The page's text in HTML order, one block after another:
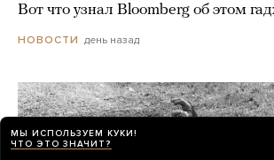
Вот что узнал Bloomberg об этом
НОВОСТИ день назад
МЫ ИСПОЛЬЗУЕМ КУКИ!
ЧТО ЭТО ЗНАЧИТ?